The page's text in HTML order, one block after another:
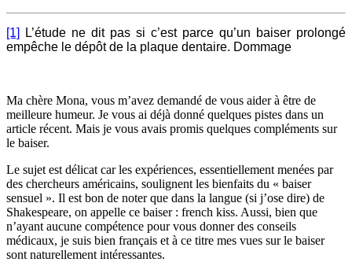
[1]
L’étude ne dit pas si c’est parce qu’un baiser prolongé
empêche le dépôt de la plaque dentaire. Dommage
Ma chère Mona, vous m’avez demandé de vous aider à être de
meilleure humeur. Je vous ai déjà donné quelques pistes dans un
article récent. Mais je vous avais promis quelques compléments sur
le baiser.
Le sujet est délicat car les expériences, essentiellement menées par
des chercheurs américains, soulignent les bienfaits du « baiser
sensuel ». Il est bon de noter que dans la langue (si j’ose dire) de
Shakespeare, on appelle ce baiser : french kiss. Aussi, bien que
n’ayant aucune compétence pour vous donner des conseils
médicaux, je suis bien français et à ce titre mes vues sur le baiser
sont naturellement intéressantes.